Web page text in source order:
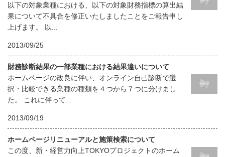
以下の対象業種における、以下の対象財務指標の算出結
果について不具合を修正いたしましたことをご報告申し
上げます。 以...
2013/09/25
財務診断結果の一部業種における結果違いについて
ホームページの改良に伴い、オンライン自己診断で選
択・比較できる業種の種類を４つから７つに分けまし
た。 これに伴って...
2013/09/19
ホームページリニューアルと施策検索について
この度、新・経営力向上TOKYOプロジェクトのホーム